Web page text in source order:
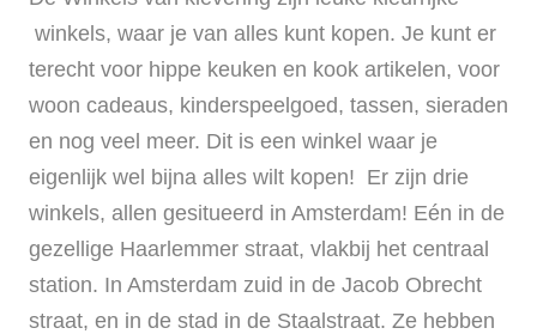
winkels, waar je van alles kunt kopen. Je kunt er
terecht voor hippe keuken en kook artikelen, voor
woon cadeaus, kinderspeelgoed, tassen, sieraden
en nog veel meer. Dit is een winkel waar je
eigenlijk wel bijna alles wilt kopen! Er zijn drie
winkels, allen gesitueerd in Amsterdam! Eén in de
gezellige Haarlemmer straat, vlakbij het centraal
station. In Amsterdam zuid in de Jacob Obrecht
straat, en in de stad in de Staalstraat. Ze hebben